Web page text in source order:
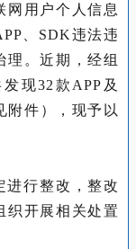
网用户个人信息
、SDK违法违
理。近期，经组
现32款APP及
附件），现予以
进行整改，整改
织开展相关处置